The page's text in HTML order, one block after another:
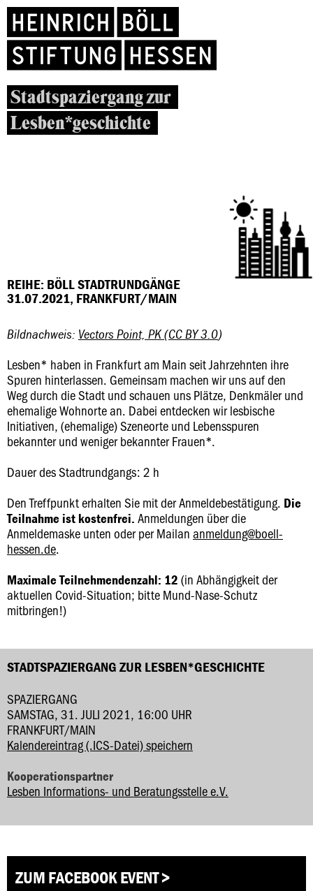
Stadtspaziergang zur
Lesben*geschichte
REIHE: BÖLL STADTRUNDGÄNGE
31.07.2021, FRANKFURT/MAIN
Bildnachweis: Vectors Point, PK(CC BY 3.0)
Lesben* haben in Frankfurt am Main seit Jahrzehnten ihre
Spuren hinterlassen. Gemeinsam machen wir uns auf den
Weg durch die Stadt und schauen uns Plätze, Denkmäler und
ehemalige Wohnorte an. Dabei entdecken wir lesbische
Initiativen, (ehemalige) Szeneorte und Lebensspuren
bekannter und weniger bekannter Frauen*.
Dauer des Stadtrundgangs: 2 h
Den Treffpunkt erhalten Sie mit der Anmeldebestätigung. Die
Teilnahme ist kostenfrei. Anmeldungen über die
Anmeldemaske unten oder per Mailan anmeldung@boell-
hessen.de.
Maximale Teilnehmendenzahl: 12 (in Abhängigkeit der
aktuellen Covid-Situation; bitte Mund-Nase-Schutz
mitbringen!)
STADTSPAZIERGANG ZUR LESBEN*GESCHICHTE
SPAZIERGANG
SAMSTAG, 31. JULI 2021, 16:00 UHR
FRANKFURT/MAIN
Kalendereintrag (.ICS-Datei) speichern
Kooperationspartner
Lesben Informations- und Beratungsstelle e.V.
ZUM FACEBOOK EVENT >